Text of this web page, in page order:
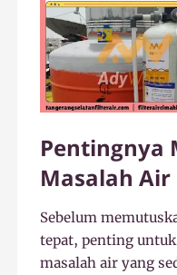
Pentingnya
Masalah Air
Sebelum
tepat, penting
masalah air yang